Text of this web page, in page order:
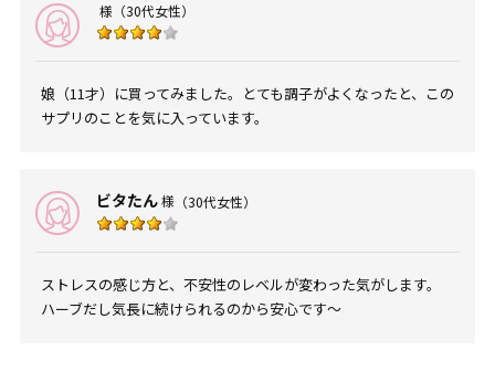
様 （30代女性）
娘（11才）に買ってみました。とても調子がよくなったと、この
サプリのことを気に入っています。
ビタたん様 （30代女性）
ストレスの感じ方と、不安性のレベルが変わった気がします。
ハーブだし気長に続けられるのから安心です～